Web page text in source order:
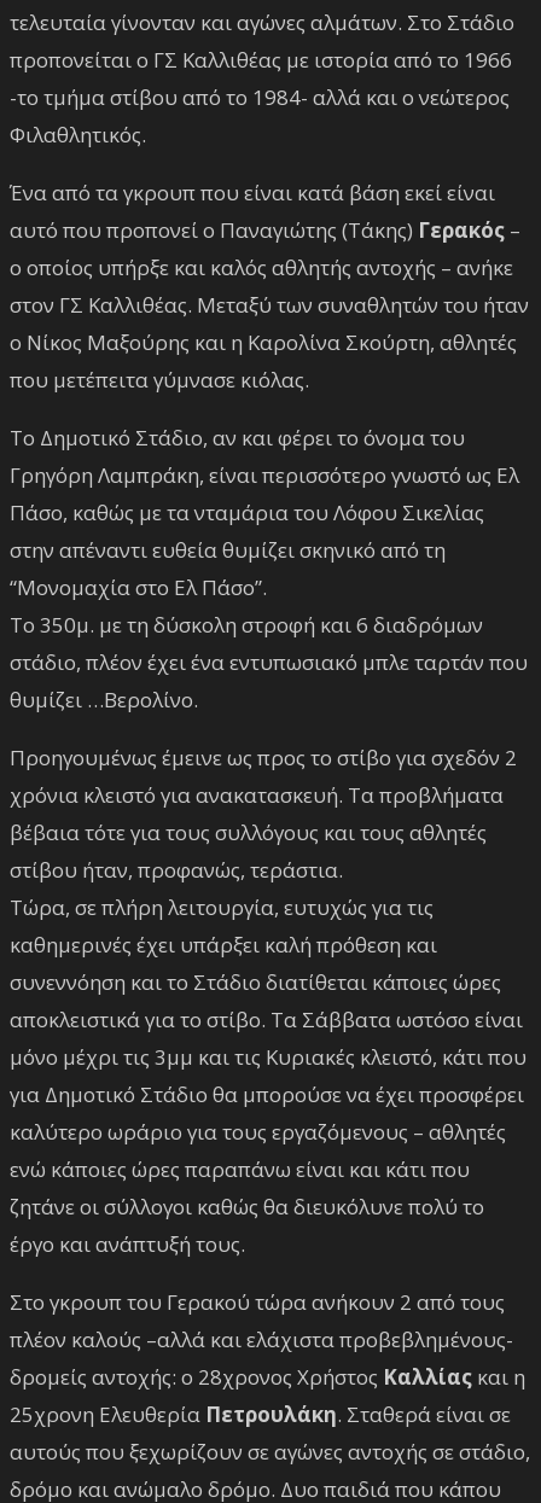
τελευταία γίνονταν και αγώνες αλμάτων. Στο Στάδιο
προπονείται ο ΓΣ Καλλιθέας με ιστορία από το 1966
-το τμήμα στίβου από το 1984- αλλά και ο νεώτερος
Φιλαθλητικός.
Ένα από τα γκρουπ που είναι κατά βάση εκεί είναι
αυτό που προπονεί ο Παναγιώτης (Τάκης) Γερακός –
ο οποίος υπήρξε και καλός αθλητής αντοχής – ανήκε
στον ΓΣ Καλλιθέας. Μεταξύ των συναθλητών του ήταν
ο Νίκος Μαξούρης και η Καρολίνα Σκούρτη, αθλητές
που μετέπειτα γύμνασε κιόλας.
Το Δημοτικό Στάδιο, αν και φέρει το όνομα του
Γρηγόρη Λαμπράκη, είναι περισσότερο γνωστό ως Ελ
Πάσο, καθώς με τα νταμάρια του Λόφου Σικελίας
στην απέναντι ευθεία θυμίζει σκηνικό από τη
“Μονομαχία στο Ελ Πάσο”.
Το 350μ. με τη δύσκολη στροφή και 6 διαδρόμων
στάδιο, πλέον έχει ένα εντυπωσιακό μπλε ταρτάν που
θυμίζει …Βερολίνο.
Προηγουμένως έμεινε ως προς το στίβο για σχεδόν 2
χρόνια κλειστό για ανακατασκευή. Τα προβλήματα
βέβαια τότε για τους συλλόγους και τους αθλητές
στίβου ήταν, προφανώς, τεράστια.
Τώρα, σε πλήρη λειτουργία, ευτυχώς για τις
καθημερινές έχει υπάρξει καλή πρόθεση και
συνεννόηση και το Στάδιο διατίθεται κάποιες ώρες
αποκλειστικά για το στίβο. Τα Σάββατα ωστόσο είναι
μόνο μέχρι τις 3μμ και τις Κυριακές κλειστό, κάτι που
για Δημοτικό Στάδιο θα μπορούσε να έχει προσφέρει
καλύτερο ωράριο για τους εργαζόμενους – αθλητές
ενώ κάποιες ώρες παραπάνω είναι και κάτι που
ζητάνε οι σύλλογοι καθώς θα διευκόλυνε πολύ το
έργο και ανάπτυξή τους.
Στο γκρουπ του Γερακού τώρα ανήκουν 2 από τους
πλέον καλούς –αλλά και ελάχιστα προβεβλημένους-
δρομείς αντοχής: ο 28χρονος Χρήστος Καλλίας και η
25χρονη Ελευθερία Πετρουλάκη. Σταθερά είναι σε
αυτούς που ξεχωρίζουν σε αγώνες αντοχής σε στάδιο,
δρόμο και ανώμαλο δρόμο. Δυο παιδιά που κάπου